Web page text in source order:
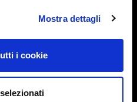
Mostra dettagli
i cookie
di Marcello Chiapponi.
è coperto da copyright. Le
di questo sito web non
In caso di dubbi,
disclaimer